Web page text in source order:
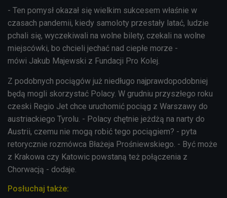
- Ten pomysł okazał się wielkim sukcesem właśnie w
czasach pandemii, kiedy samoloty przestały latać, ludzie
pchali się, wyczekiwali na wolne bilety, czekali na wolne
miejscówki, bo chcieli jechać nad ciepłe morze -
mówi Jakub Majewski z Fundacji Pro Kolej.
Z podobnych pociągów już niedługo najprawdopodobniej
będą mogli skorzystać Polacy. W grudniu przyszłego roku
czeski Regio Jet chce uruchomić pociąg z Warszawy do
austriackiego Tyrolu. - Polacy chętnie jeżdżą na narty do
Austrii, czemu nie mogą robić tego pociągiem? - pyta
retorycznie rozmówca Błażeja Prośniewskiego. - Być może
z Krakowa czy Katowic powstaną też połączenia z
Chorwacją - dodaje.
Posłuchaj także: